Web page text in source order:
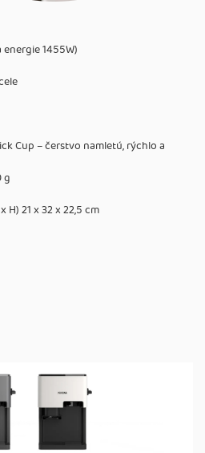
1455W)
Cup – čerstvo namletú, rýchlo a
g
H) 21 x 32 x 22,5 cm